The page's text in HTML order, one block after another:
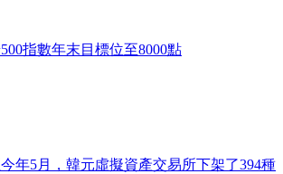
指數年末目標位至8000點
年5月，韓元虛擬資產交易所下架了394種